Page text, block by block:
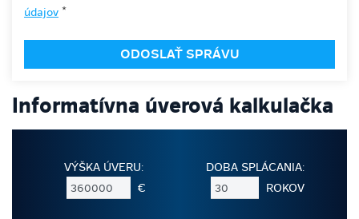
údajov *
Informatívna úverová kalkulačka
VÝŠKA ÚVERU:
€
DOBA SPLÁCANIA:
ROKOV